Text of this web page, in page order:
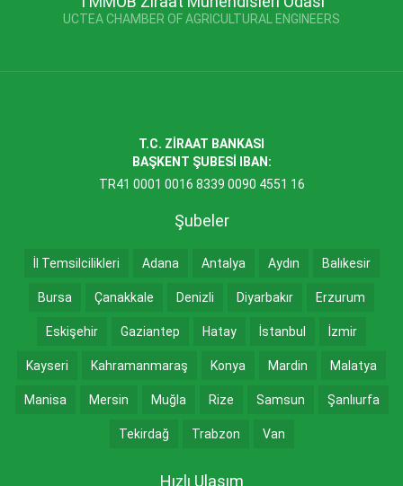
UCTEA CHAMBER OF AGRICULTURAL ENGINEERS
T.C. ZİRAAT BANKASI
BAŞKENT ŞUBESİ IBAN:
TR41 0001 0016 8339 0090 4551 16
Şubeler
İl Temsilcilikleri Adana Antalya Aydın Balıkesir
Bursa Çanakkale Denizli Diyarbakır Erzurum
Eskişehir Gaziantep Hatay İstanbul İzmir
Kayseri Kahramanmaraş Konya Mardin Malatya
Manisa Mersin Muğla Rize Samsun Şanlıurfa
Tekirdağ Trabzon Van
Hızlı Ulaşım